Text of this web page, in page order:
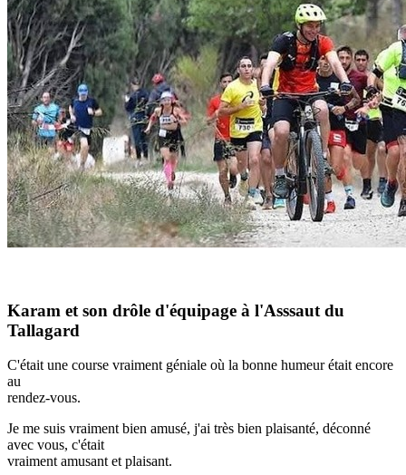
Karam et son drôle d'équipage à l'Asssaut du
Tallagard
C'était une course vraiment géniale où la bonne humeur était encore
au
rendez-vous.
Je me suis vraiment bien amusé, j'ai très bien plaisanté, déconné
avec vous, c'était
vraiment amusant et plaisant.